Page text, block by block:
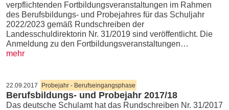
verpflichtenden Fortbildungsveranstaltungen im Rahmen
des Berufsbildungs- und Probejahres für das Schuljahr
2022/2023 gemäß Rundschreiben der
Landesschuldirektorin Nr. 31/2019 sind veröffentlicht. Die
Anmeldung zu den Fortbildungsveranstaltungen…
mehr
22.09.2017 Probejahr - Berufseingangsphase
Berufsbildungs- und Probejahr 2017/18
Das deutsche Schulamt hat das Rundschreiben Nr. 31/2017